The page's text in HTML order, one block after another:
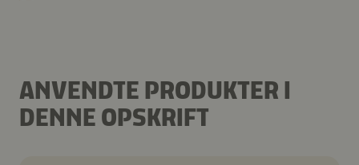
ANVENDTE PRODUKTER I
DENNE OPSKRIFT